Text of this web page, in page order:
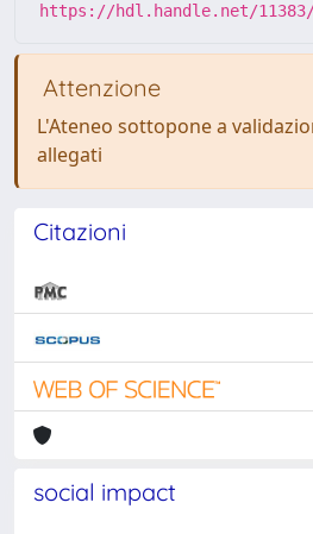
https://hdl.handle.net/11383/
Attenzione
L'Ateneo sottopone a
allegati
Citazioni
social impact